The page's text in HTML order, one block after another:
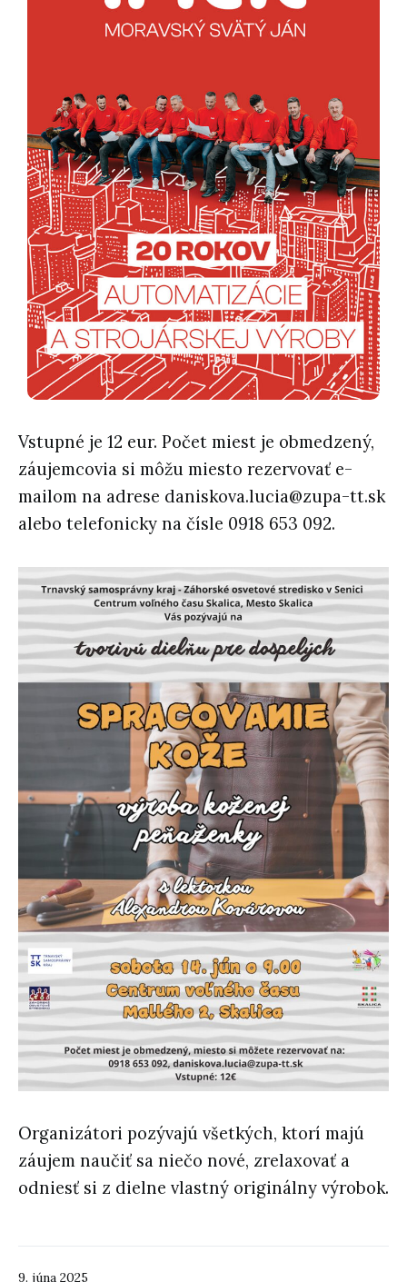
9. júna 2025
Vstupné je 12 eur. Počet miest je obmedzený,
záujemcovia si môžu miesto rezervovať e-
mailom na adrese daniskova.lucia@zupa-tt.sk
alebo telefonicky na čísle 0918 653 092.
Organizátori pozývajú všetkých, ktorí majú
záujem naučiť sa niečo nové, zrelaxovať a
odniesť si z dielne vlastný originálny výrobok.